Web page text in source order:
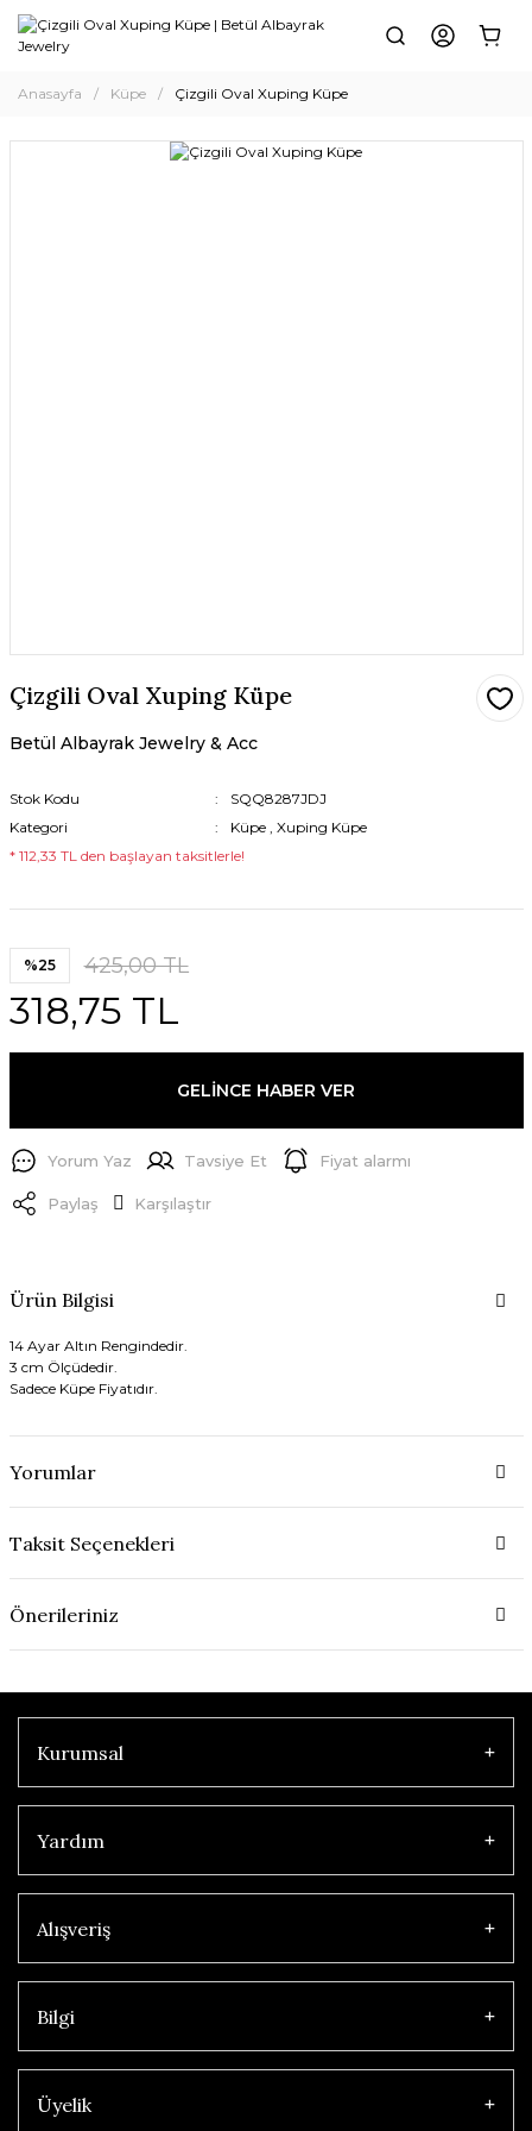
Anasayfa Küpe Çizgili Oval Xuping Küpe
Çizgili Oval Xuping Küpe
Betül Albayrak Jewelry & Acc
Stok Kodu
SQQ8287JDJ
Kategori
Küpe , Xuping Küpe
* 112,33 TL den başlayan taksitlerle!
%25 425,00 TL
318,75 TL
GELİNCE HABER VER
Yorum Yaz Tavsiye Et Fiyat alarmı
Paylaş Karşılaştır
Ürün Bilgisi
14 Ayar Altın Rengindedir.
3 cm Ölçüdedir.
Sadece Küpe Fiyatıdır.
Yorumlar
Taksit Seçenekleri
Önerileriniz
Kurumsal
Yardım
Alışveriş
Bilgi
Üyelik